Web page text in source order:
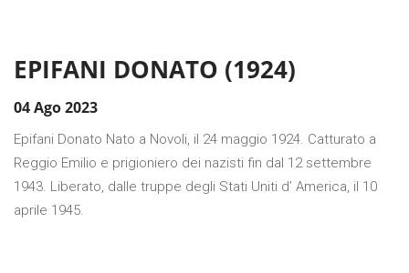
EPIFANI DONATO (1924)
04 Ago 2023
Epifani Donato Nato a Novoli, il 24 maggio 1924. Catturato a
Reggio Emilio e prigioniero dei nazisti fin dal 12 settembre
1943. Liberato, dalle truppe degli Stati Uniti d’ America, il 10
aprile 1945.